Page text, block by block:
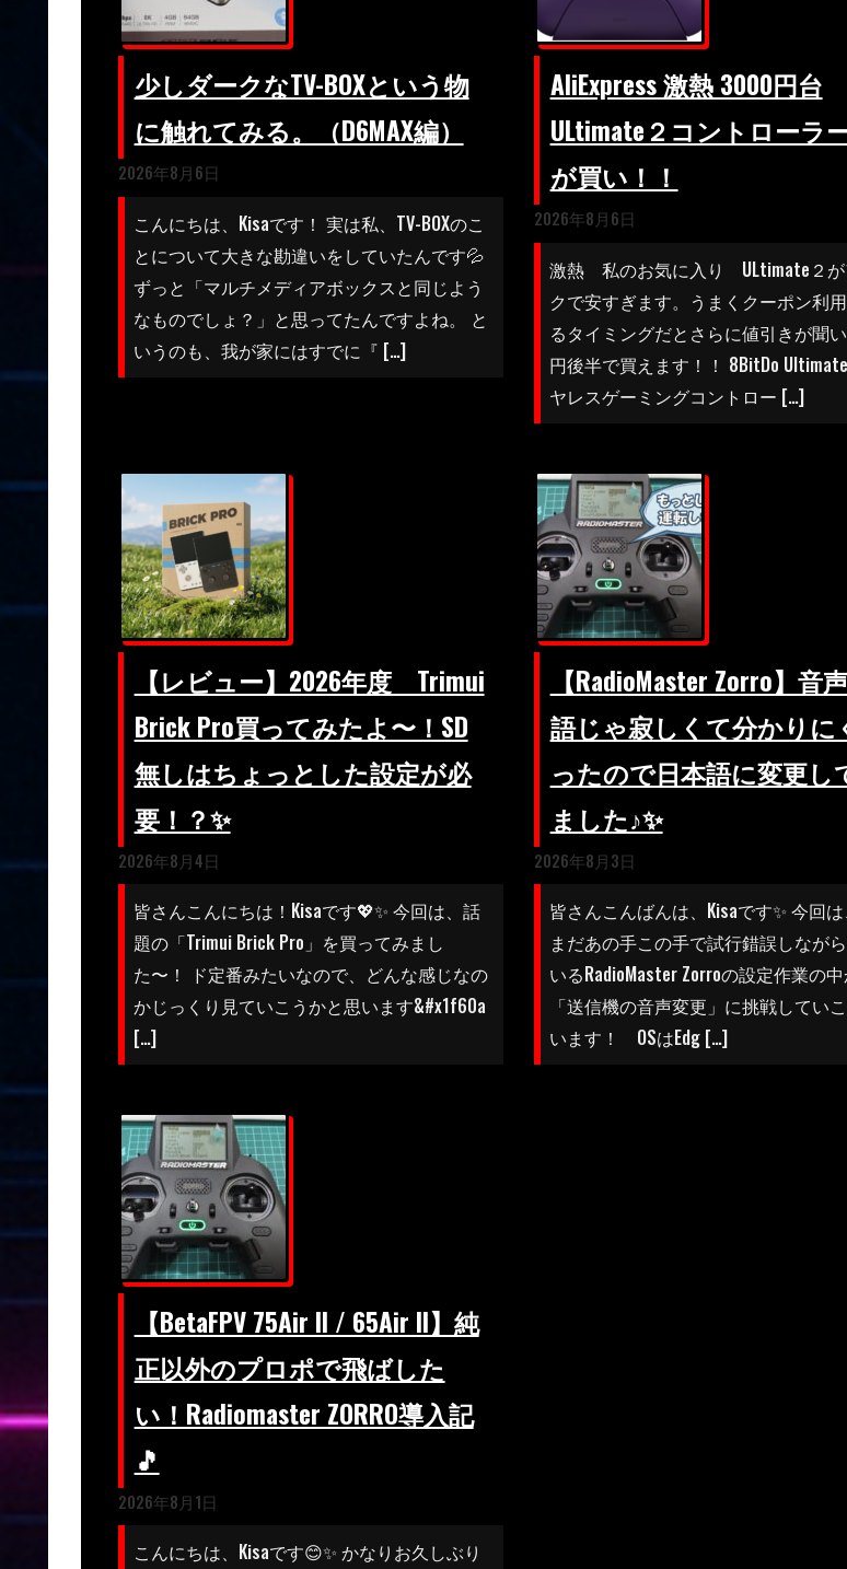
少しダークなTV-BOXという物
に触れてみる。（D6MAX編）
2026年8月6日
こんにちは、Kisaです！ 実は私、TV-BOXのこ
とについて大きな勘違いをしていたんです💦
ずっと「マルチメディアボックスと同じよう
なものでしょ？」と思ってたんですよね。 と
いうのも、我が家にはすでに『 […]
AliExpress 激熱 3000円台
ULtimate２コントロー
が買い！！
2026年8月6日
激熱 私のお気に入り ULtimate２が
クで安すぎます。うまくクーポン利
るタイミングだとさらに値引きが聞
円後半で買えます！！ 8BitDo
ヤレスゲーミングコントロー […]
【レビュー】2026年度 Trimui
Brick Pro買ってみたよ〜！SD
無しはちょっとした設定が必
要！？✨
2026年8月4日
皆さんこんにちは！Kisaです💖✨ 今回は、話
題の「Trimui Brick Pro」を買ってみまし
た〜！ ド定番みたいなので、どんな感じなの
かじっくり見ていこうかと思います&#x1f60a
[…]
【RadioMaster Zorro】音
語じゃ寂しくて分かりに
ったので日本語に変更し
ました♪✨
2026年8月3日
皆さんこんばんは、Kisaです✨ 今回
まだあの手この手で試行錯誤しなが
いるRadioMaster Zorroの設定作業の中
「送信機の音声変更」に挑戦してい
います！ OSはEdg […]
【BetaFPV 75Air II / 65Air II】純
正以外のプロポで飛ばした
い！Radiomaster ZORRO導入記
🎵
2026年8月1日
こんにちは、Kisaです😊✨ かなりお久しぶり